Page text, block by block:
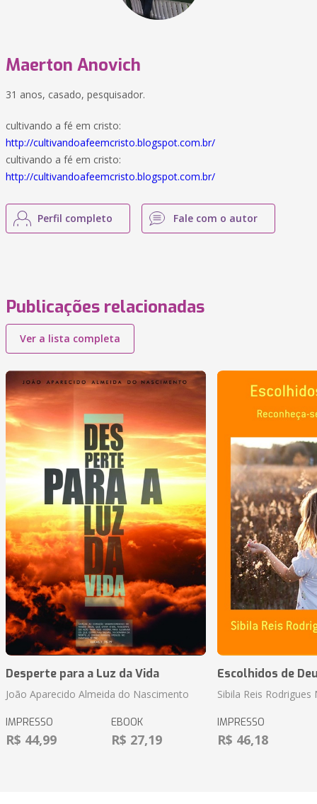
Maerton Anovich
31 anos, casado, pesquisador.
cultivando a fé em cristo:
http://cultivandoafeemcristo.blogspot.com.br/
cultivando a fé em cristo:
http://cultivandoafeemcristo.blogspot.com.br/
Perfil completo Fale com o autor
Publicações relacionadas
Ver a lista completa
Desperte para a Luz da Vida
João Aparecido Almeida do Nascimento
IMPRESSO
R$ 44,99
EBOOK
R$ 27,19
Escolhidos de
Sibila Reis
IMPRESSO
R$ 46,18